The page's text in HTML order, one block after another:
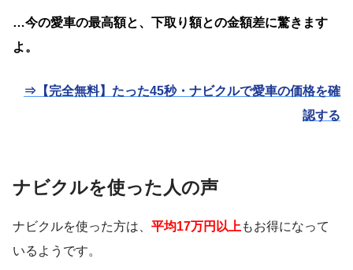
…今の愛車の最高額と、下取り額との金額差に驚きます
よ。
⇒【完全無料】たった45秒・ナビクルで愛車の価格を確
認する
ナビクルを使った人の声
ナビクルを使った方は、 平均17万円以上 もお得になって
いるようです。